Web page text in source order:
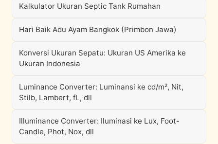
Kalkulator Ukuran Septic Tank Rumahan
Hari Baik Adu Ayam Bangkok (Primbon Jawa)
Konversi Ukuran Sepatu: Ukuran US Amerika ke
Ukuran Indonesia
Luminance Converter: Luminansi ke cd/m², Nit,
Stilb, Lambert, fL, dll
Illuminance Converter: Iluminasi ke Lux, Foot-
Candle, Phot, Nox, dll